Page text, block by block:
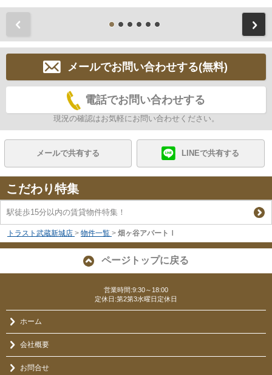
メールでお問い合わせする(無料)
電話でお問い合わせする
現況の確認はお気軽にお問い合わせください。
メールで共有する LINEで共有する
こだわり特集
駅徒歩15分以内の賃貸物件特集！
トラスト武蔵新城店 > 物件一覧 > 畑ヶ谷アパートⅠ
ページトップに戻る
営業時間:9:30～18:00
定休日:第2第3水曜日定休日
ホーム
会社概要
お問合せ